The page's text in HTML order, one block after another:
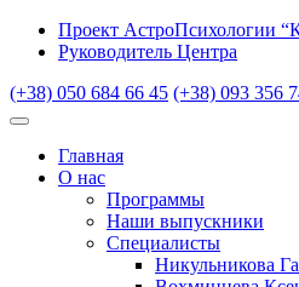
Проект АстроПсихологии
Руководитель Центра
(+38) 050 684 66 45 (+38) 093 356
Главная
О нас
Программы
Наши выпускники
Специалисты
Никульникова